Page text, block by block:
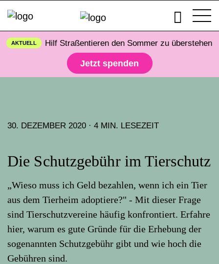
AKTUELL Hilf Straßentieren den Sommer zu überstehen
Jetzt spenden
30. DEZEMBER 2020 · 4 MIN. LESEZEIT
Die Schutzgebühr im Tierschutz
„Wieso muss ich Geld bezahlen, wenn ich ein Tier
aus dem Tierheim adoptiere?" - Mit dieser Frage
sind Tierschutzvereine häufig konfrontiert. Erfahre
hier, warum es gute Gründe für die Erhebung der
sogenannten Schutzgebühr gibt und wie hoch die
Gebühren sind.